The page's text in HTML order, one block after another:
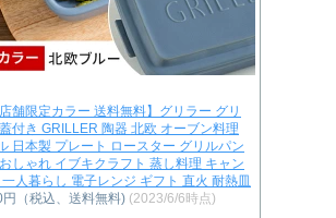
店舗限定カラー 送料無料】グリラー グリ
付き GRILLER 陶器 北欧 オーブン料理
日本製 プレート ロースター グリルパン
しゃれ イブキクラフト 蒸し料理 キャン
人暮らし 電子レンジ ギフト 直火 耐熱皿
（税込、送料無料) (2023/6/6時点)